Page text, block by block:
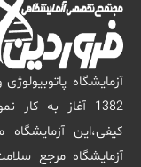
آزمایشگاه
1382 آغاز به
کیفی،این
آزمایشگاه مرجع